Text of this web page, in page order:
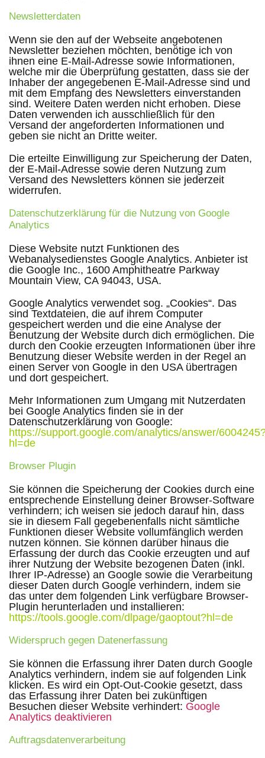
Newsletterdaten
Wenn sie den auf der Webseite angebotenen
Newsletter beziehen möchten, benötige ich von
ihnen eine E-Mail-Adresse sowie Informationen,
welche mir die Überprüfung gestatten, dass sie der
Inhaber der angegebenen E-Mail-Adresse sind und
mit dem Empfang des Newsletters einverstanden
sind. Weitere Daten werden nicht erhoben. Diese
Daten verwenden ich ausschließlich für den
Versand der angeforderten Informationen und
geben sie nicht an Dritte weiter.
Die erteilte Einwilligung zur Speicherung der Daten,
der E-Mail-Adresse sowie deren Nutzung zum
Versand des Newsletters können sie jederzeit
widerrufen.
Datenschutzerklärung für die Nutzung von Google
Analytics
Diese Website nutzt Funktionen des
Webanalysedienstes Google Analytics. Anbieter ist
die Google Inc., 1600 Amphitheatre Parkway
Mountain View, CA 94043, USA.
Google Analytics verwendet sog. „Cookies“. Das
sind Textdateien, die auf ihrem Computer
gespeichert werden und die eine Analyse der
Benutzung der Website durch dich ermöglichen. Die
durch den Cookie erzeugten Informationen über ihre
Benutzung dieser Website werden in der Regel an
einen Server von Google in den USA übertragen
und dort gespeichert.
Mehr Informationen zum Umgang mit Nutzerdaten
bei Google Analytics finden sie in der
Datenschutzerklärung von Google:
https://support.google.com/analytics/answer/
hl=de
Browser Plugin
Sie können die Speicherung der Cookies durch eine
entsprechende Einstellung deiner Browser-Software
verhindern; ich weisen sie jedoch darauf hin, dass
sie in diesem Fall gegebenenfalls nicht sämtliche
Funktionen dieser Website vollumfänglich werden
nutzen können. Sie können darüber hinaus die
Erfassung der durch das Cookie erzeugten und auf
ihrer Nutzung der Website bezogenen Daten (inkl.
Ihrer IP-Adresse) an Google sowie die Verarbeitung
dieser Daten durch Google verhindern, indem sie
das unter dem folgenden Link verfügbare Browser-
Plugin herunterladen und installieren:
https://tools.google.com/dlpage/gaoptout?hl=de
Widerspruch gegen Datenerfassung
Sie können die Erfassung ihrer Daten durch Google
Analytics verhindern, indem sie auf folgenden Link
klicken. Es wird ein Opt-Out-Cookie gesetzt, dass
das Erfassung ihrer Daten bei zukünftigen
Besuchen dieser Website verhindert: Google
Analytics deaktivieren
Auftragsdatenverarbeitung